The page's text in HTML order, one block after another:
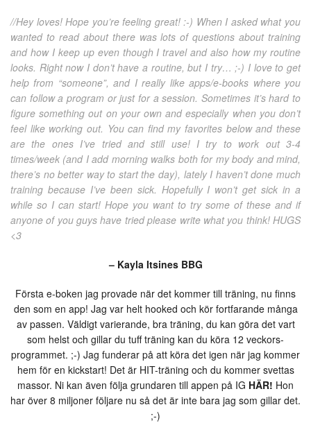
//Hey loves! Hope you’re feeling great! :-) When I asked what you
wanted to read about there was lots of questions about training
and how I keep up even though I travel and also how my routine
looks. Right now I don’t have a routine, but I try… ;-) I love to get
help from “someone”, and I really like apps/e-books where you
can follow a program or just for a session. Sometimes it’s hard to
figure something out on your own and especially when you don’t
feel like working out. You can find my favorites below and these
are the ones I’ve tried and still use! I try to work out 3-4
times/week (and I add morning walks both for my body and mind,
there’s no better way to start the day), lately I haven’t done much
training because I’ve been sick. Hopefully I won’t get sick in a
while so I can start! Hope you want to try some of these and if
anyone of you guys have tried please write what you think! HUGS
<3
– Kayla Itsines BBG
Första e-boken jag provade när det kommer till träning, nu finns
den som en app! Jag var helt hooked och kör fortfarande många
av passen. Väldigt varierande, bra träning, du kan göra det vart
som helst och gillar du tuff träning kan du köra 12 veckors-
programmet. ;-) Jag funderar på att köra det igen när jag kommer
hem för en kickstart! Det är HIT-träning och du kommer svettas
massor. Ni kan även följa grundaren till appen på IG HÄR! Hon
har över 8 miljoner följare nu så det är inte bara jag som gillar det.
;-)